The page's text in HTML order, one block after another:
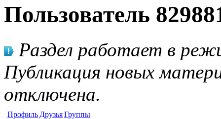
Пользователь
Раздел работает в
Публикация новых
отключена.
Профиль ДрузьяГруппы